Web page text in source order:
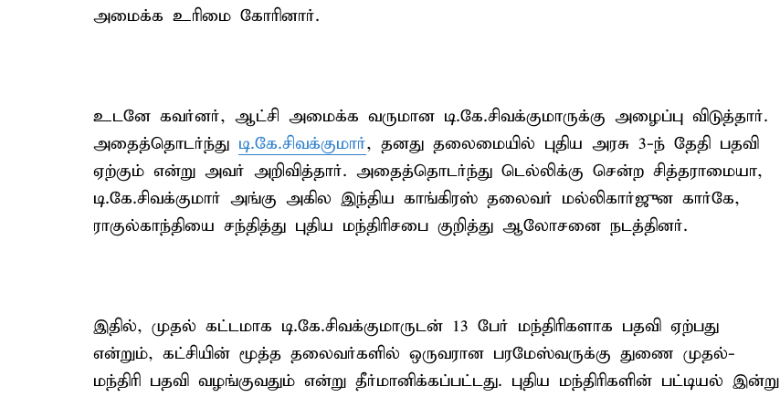
அமைக்க உரிமை கோரினார்.
உடனே கவர்னர், ஆட்சி அமைக்க வருமான டி.கே.சிவக்குமாருக்கு அழைப்பு விடுத்தார்.
அதைத்தொடர்ந்து டி.கே.சிவக்குமார், தனது தலைமையில் புதிய அரசு 3-ந் தேதி பதவி
ஏற்கும் என்று அவர் அறிவித்தார். அதைத்தொடர்ந்து டெல்லிக்கு சென்ற சித்தராமையா,
டி.கே.சிவக்குமார் அங்கு அகில இந்திய காங்கிரஸ் தலைவர் மல்லிகார்ஜுன கார்கே,
ராகுல்காந்தியை சந்தித்து புதிய மந்திரிசபை குறித்து ஆலோசனை நடத்தினர்.
இதில், முதல் கட்டமாக டி.கே.சிவக்குமாருடன் 13 பேர் மந்திரிகளாக பதவி ஏற்பது
என்றும், கட்சியின் மூத்த தலைவர்களில் ஒருவரான பரமேஸ்வருக்கு துணை முதல்-
மந்திரி பதவி வழங்குவதும் என்று தீர்மானிக்கப்பட்டது. புதிய மந்திரிகளின் பட்டியல் இன்று